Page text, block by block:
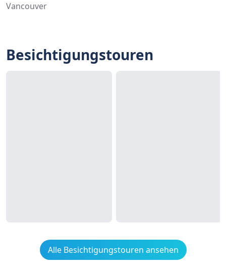
Vancouver
Besichtigungstouren
Alle Besichtigungstouren ansehen